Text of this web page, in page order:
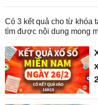
Có 3 kết quả cho từ khóa
tìm được nội dung mong